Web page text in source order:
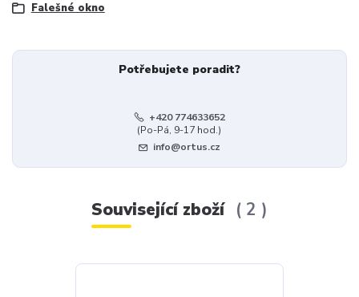
Falešné okno
Potřebujete poradit?
+420 774633652
(Po-Pá, 9-17 hod.)
info@ortus.cz
Související zboží 2